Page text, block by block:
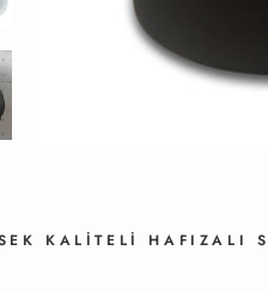
KALİTELİ HAFIZALI